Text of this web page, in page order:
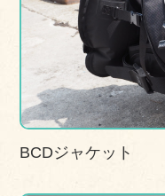
BCDジャケット